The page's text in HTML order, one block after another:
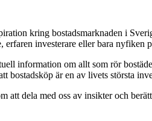
kring bostadsmarknaden i
investerare eller bara nyfiken
information om allt som rör
är en av livets största
att dela med oss av insikter och